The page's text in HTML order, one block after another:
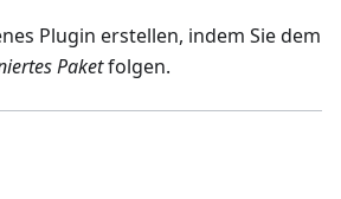
Plugin erstellen, indem Sie dem
Paketfolgen.